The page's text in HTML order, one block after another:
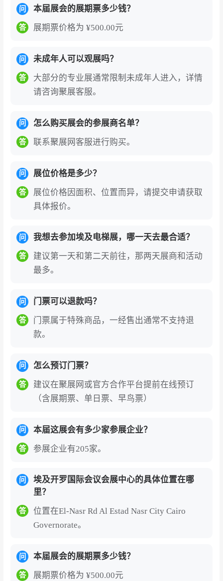
问 本届展会的展期票多少钱？
答 展期票价格为 ¥500.00元
问 未成年人可以观展吗？
答
大部分的专业展通常限制未成年人进入，详情
请咨询聚展客服。
问 怎么购买展会的参展商名单？
答 联系聚展网客服进行购买。
问 展位价格是多少？
答
展位价格因面积、位置而异，请提交申请获取
具体报价。
问 我想去参加埃及电梯展，哪一天去最合适？
答
建议第一天和第二天前往，那两天展商和活动
最多。
问 门票可以退款吗？
答
门票属于特殊商品，一经售出通常不支持退
款。
问 怎么预订门票？
答
建议在聚展网或官方合作平台提前在线预订
（含展期票、单日票、早鸟票）
问 本届这展会有多少家参展企业？
答 参展企业有205家。
问
埃及开罗国际会议会展中心的具体位置在哪
里？
答
位置在El-Nasr Rd Al Estad Nasr City Cairo
Governorate。
问 本届展会的展期票多少钱？
答 展期票价格为 ¥500.00元